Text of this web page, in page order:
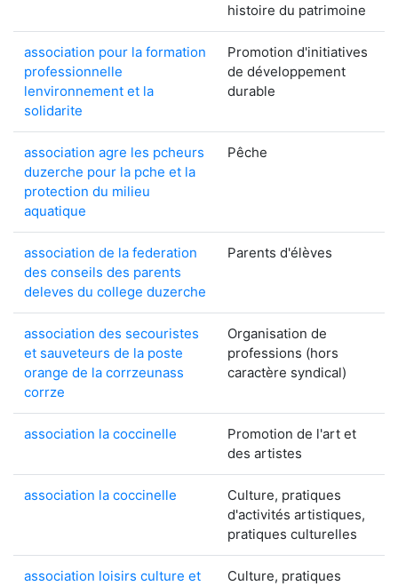
histoire du patrimoine
association pour la formation
professionnelle
lenvironnement et la
solidarite
Promotion d'initiatives
de développement
durable
association agre les pcheurs
duzerche pour la pche et la
protection du milieu
aquatique
Pêche
association de la federation
des conseils des parents
deleves du college duzerche
Parents d'élèves
association des secouristes
et sauveteurs de la poste
orange de la corrzeunass
corrze
Organisation de
professions (hors
caractère syndical)
association la coccinelle
Promotion de l'art et
des artistes
association la coccinelle
Culture, pratiques
d'activités artistiques,
pratiques culturelles
association loisirs culture et
Culture, pratiques